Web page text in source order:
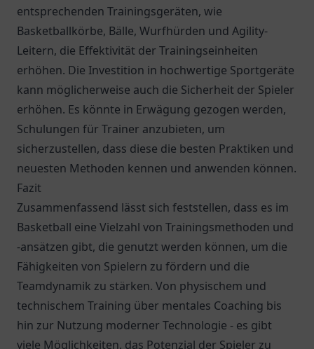
entsprechenden Trainingsgeräten, wie
Basketballkörbe, Bälle, Wurfhürden und Agility-
Leitern, die Effektivität der Trainingseinheiten
erhöhen. Die Investition in hochwertige Sportgeräte
kann möglicherweise auch die Sicherheit der Spieler
erhöhen. Es könnte in Erwägung gezogen werden,
Schulungen für Trainer anzubieten, um
sicherzustellen, dass diese die besten Praktiken und
neuesten Methoden kennen und anwenden können.
Fazit
Zusammenfassend lässt sich feststellen, dass es im
Basketball eine Vielzahl von Trainingsmethoden und
-ansätzen gibt, die genutzt werden können, um die
Fähigkeiten von Spielern zu fördern und die
Teamdynamik zu stärken. Von physischem und
technischem Training über mentales Coaching bis
hin zur Nutzung moderner Technologie - es gibt
viele Möglichkeiten, das Potenzial der Spieler zu